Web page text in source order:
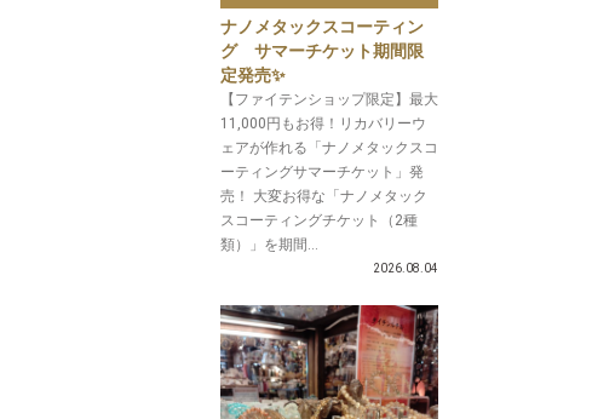
ナノメタックスコーティン
グ サマーチケット期間限
定発売✨
【ファイテンショップ限定】最大
11,000円もお得！リカバリーウ
ェアが作れる「ナノメタックスコ
ーティングサマーチケット」発
売！ 大変お得な「ナノメタック
スコーティングチケット（2種
類）」を期間...
2026.08.04